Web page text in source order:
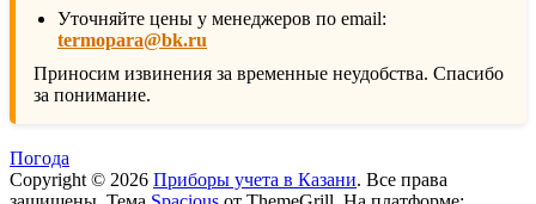
Уточняйте цены у менеджеров по email:
termopara@bk.ru
Приносим извинения за временные неудобства. Спасибо
за понимание.
Погода
Copyright © 2026 Приборы учета в Казани. Все права